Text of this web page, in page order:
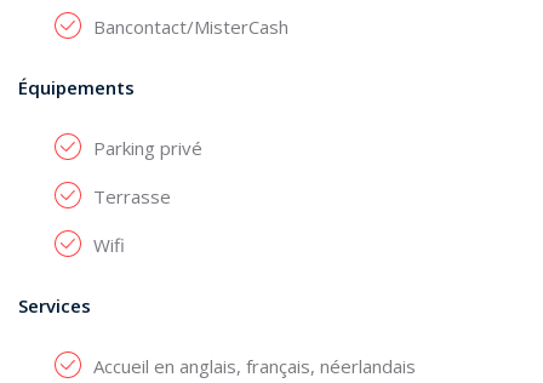
Bancontact/MisterCash
Équipements
Parking privé
Terrasse
Wifi
Services
Accueil en anglais, français, néerlandais